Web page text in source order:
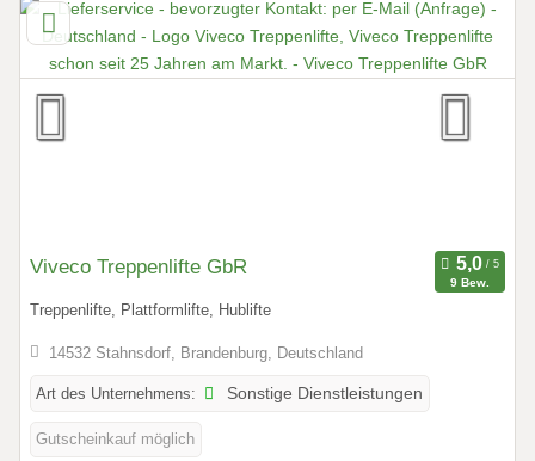
Viveco Treppenlifte GbR
9 Bew.
Treppenlifte, Plattformlifte, Hublifte
14532 Stahnsdorf, Brandenburg, Deutschland
Art des Unternehmens: Sonstige Dienstleistungen
Gutscheinkauf möglich